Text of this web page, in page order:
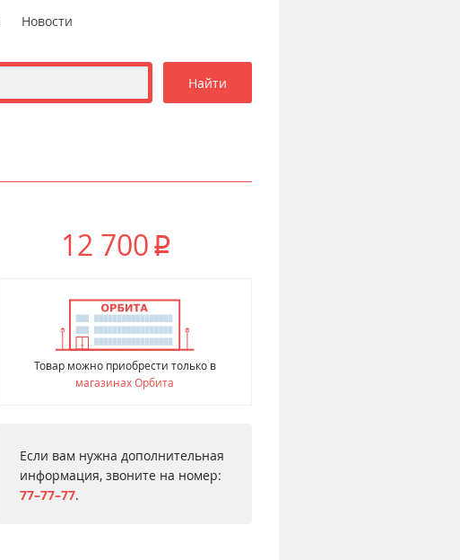
Новости
12 700 p
Товар можно приобрести только в
магазинах Орбита
Если вам нужна дополнительная
информация, звоните на номер:
77–77–77.